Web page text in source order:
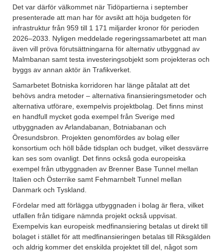
Det var därför välkommet när Tidöpartierna i september
presenterade att man har för avsikt att höja budgeten för
infrastruktur från 959 till 1 171 miljarder kronor för perioden
2026–2033. Nyligen meddelade regeringssamarbetet att man
även vill pröva förutsättningarna för alternativ utbyggnad av
Malmbanan samt testa investeringsobjekt som projekteras och
byggs av annan aktör än Trafikverket.
Samarbetet Botniska korridoren har länge påtalat att det
behövs andra metoder – alternativa finansieringsmetoder och
alternativa utförare, exempelvis projektbolag. Det finns minst
en handfull mycket goda exempel från Sverige med
utbyggnaden av Arlandabanan, Botniabanan och
Öresundsbron. Projekten genomfördes av bolag eller
konsortium och höll både tidsplan och budget, vilket dessvärre
kan ses som ovanligt. Det finns också goda europeiska
exempel från utbyggnaden av Brenner Base Tunnel mellan
Italien och Österrike samt Fehmarnbelt Tunnel mellan
Danmark och Tyskland.
Fördelar med att förlägga utbyggnaden i bolag är flera, vilket
utfallen från tidigare nämnda projekt också uppvisat.
Exempelvis kan europeisk medfinansiering betalas ut direkt till
bolaget i stället för att medfinansieringen betalas till Riksgälden
och aldrig kommer det enskilda projektet till del, något som